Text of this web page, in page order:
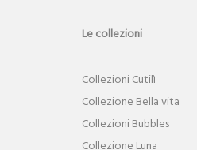
Le collezioni
Collezioni Cutilì
Collezione Bella vita
Collezioni Bubbles